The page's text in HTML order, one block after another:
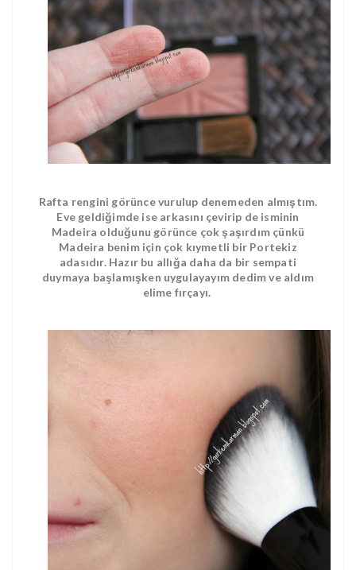
Rafta rengini görünce vurulup denemeden almıştım.
Eve geldiğimde ise arkasını çevirip de isminin
Madeira olduğunu görünce çok şaşırdım çünkü
Madeira benim için çok kıymetli bir Portekiz
adasıdır. Hazır bu allığa daha da bir sempati
duymaya başlamışken uygulayayım dedim ve aldım
elime fırçayı.